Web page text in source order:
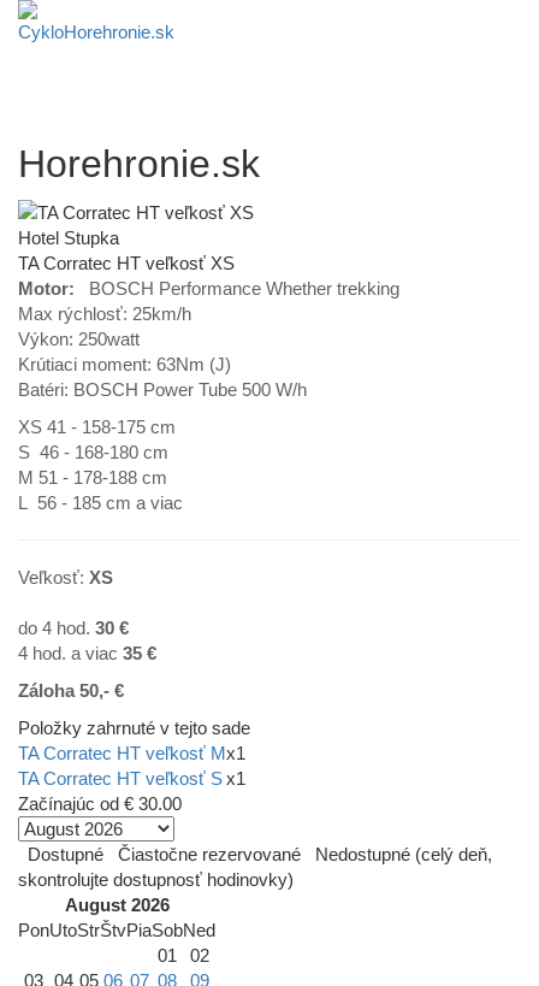
Horehronie.sk
Hotel Stupka
TA Corratec HT veľkosť XS
Motor: BOSCH Performance Whether trekking
Max rýchlosť: 25km/h
Výkon: 250watt
Krútiaci moment: 63Nm (J)
Batéri: BOSCH Power Tube 500 W/h
XS 41 - 158-175 cm
S 46 - 168-180 cm
M 51 - 178-188 cm
L 56 - 185 cm a viac
Veľkosť: XS
do 4 hod. 30 €
4 hod. a viac 35 €
Záloha 50,- €
Položky zahrnuté v tejto sade
TA Corratec HT veľkosť Mx1
TA Corratec HT veľkosť Sx1
Začínajúc od € 30.00
Dostupné Čiastočne rezervované
Nedostupné (celý deň,
skontrolujte dostupnosť hodinovky)
August 2026
PonUtoStrŠtvPiaSobNed
01
02
03 04 05 06 07 08
09